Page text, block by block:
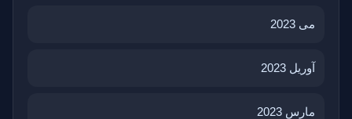
می 2023
آوریل 2023
مارس 2023